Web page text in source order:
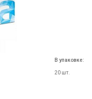
В упаковке:
20 шт.